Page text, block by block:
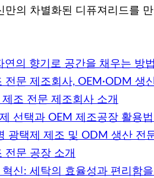
만의 차별화된 디퓨져리드를
연의 향기로 공간을 채우는 방
전문 제조회사, OEM·ODM 생
조 전문 제조회사 소개
선택과 OEM 제조공장 활용
광택제 제조 및 ODM 생산 전
전문 공장 소개
신: 세탁의 효율성과 편리함